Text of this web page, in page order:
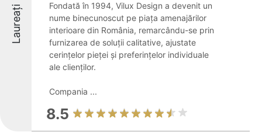
Laureați
Fondată în 1994, Vilux Design a devenit un
nume binecunoscut pe piața amenajărilor
interioare din România, remarcându-se prin
furnizarea de soluții calitative, ajustate
cerințelor pieței și preferințelor individuale
ale clienților.
Compania ...
8.5